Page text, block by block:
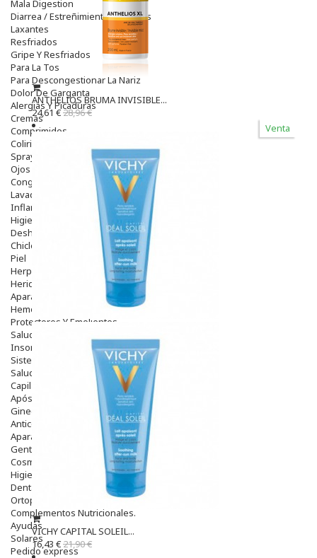
Mala Digestion
Diarrea / Estreñimiento / Vómitos
Laxantes
Resfriados
Gripe Y Resfriados
Para La Tos
Para Descongestionar La Nariz
Dolor De Garganta
Alergias Y Picaduras
Cremas
Comprimidos
Colirios
Sprays
Ojos Y Oidos
Congestión
Lavado Ojos
Inflamación Del Oido (otitis)
Higiene Oido
Deshabituación Tabaquismo
Chicles
Piel
Herpes Y Hongos
Heridas Y úlceras
Aparato Genital
Hemorroides
Protectores Y Emolientes
Salud
Insomnio
Sistema Nervioso
Salud Bucodental
Capilar
Apósitos
Ginecología
Anticonceptivos
Aparato Genital
Gente Mayor
Cosmética
Higiene
Dentales
Ortopedia
Complementos Nutricionales.
Ayudas
Solares
Pedido express
ANTHELIOS BRUMA INVISIBLE...
24,61 €28,96 €
Venta
VICHY CAPITAL SOLEIL...
16,43 €21,90 €